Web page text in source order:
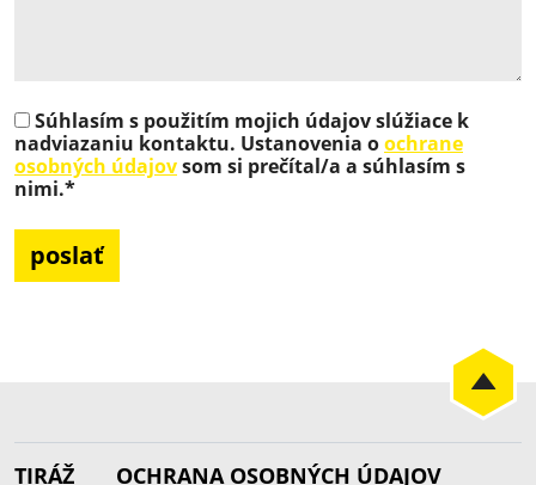
Súhlasím s použitím mojich údajov slúžiace k
nadviazaniu kontaktu. Ustanovenia oochrane
osobných údajovsom si prečítal/a a súhlasím s
nimi.*
Bitte lasse dieses Feld leer.
Bitte lasse dieses Feld leer.
TIRÁŽ OCHRANA OSOBNÝCH ÚDAJOV